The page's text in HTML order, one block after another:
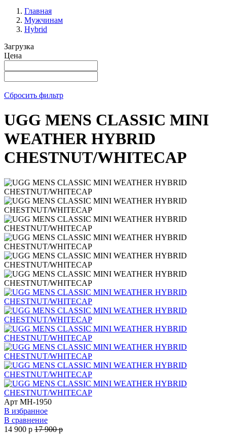
Главная
Мужчинам
Hybrid
Загрузка
Цена
Сбросить фильтр
UGG MENS CLASSIC MINI
WEATHER HYBRID
CHESTNUT/WHITECAP
Арт MH-1950
В избранное
В сравнение
14 900 p 17 900 p